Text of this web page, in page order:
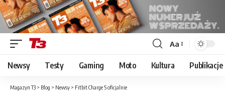
Font
Resizer
Aa
Newsy Testy Gaming Moto Kultura Publikacje
Magazyn T3 > Blog > Newsy > Fitbit Charge 5 oficjalnie